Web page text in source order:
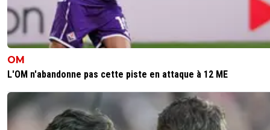
OM
L'OM n'abandonne pas cette piste en attaque à 12 ME